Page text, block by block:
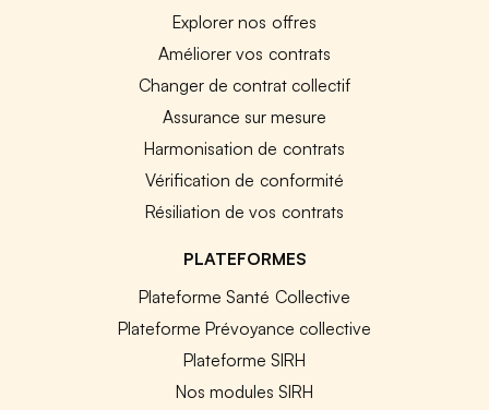
Explorer nos offres
Améliorer vos contrats
Changer de contrat collectif
Assurance sur mesure
Harmonisation de contrats
Vérification de conformité
Résiliation de vos contrats
PLATEFORMES
Plateforme Santé Collective
Plateforme Prévoyance collective
Plateforme SIRH
Nos modules SIRH